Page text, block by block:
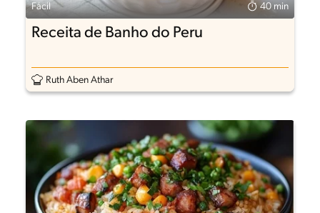
Fácil 40 min
Receita de Banho do Peru
Ruth Aben Athar